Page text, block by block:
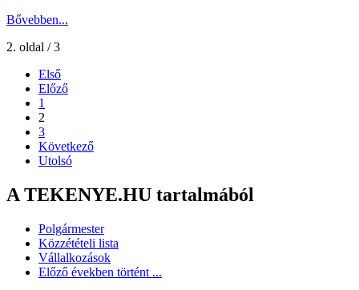
Bővebben...
2. oldal / 3
Első
Előző
1
2
3
Következő
Utolsó
A TEKENYE.HU tartalmából
Polgármester
Közzétételi lista
Vállalkozások
Előző években történt ...